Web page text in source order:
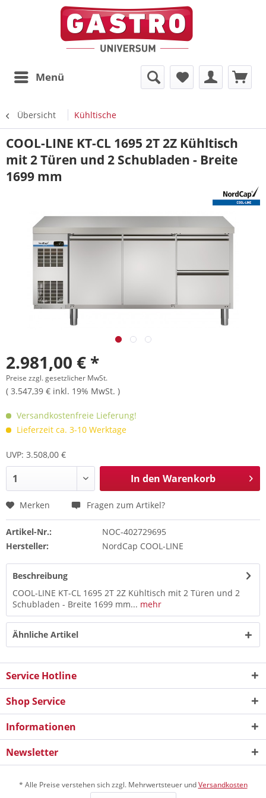
Menü
Übersicht Kühltische
COOL-LINE KT-CL 1695 2T 2Z Kühltisch
mit 2 Türen und 2 Schubladen - Breite
1699 mm
2.981,00 € *
Preise zzgl. gesetzlicher MwSt.
( 3.547,39 € inkl. 19% MwSt. )
Versandkostenfreie Lieferung!
Lieferzeit ca. 3-10 Werktage
UVP: 3.508,00 €
In den Warenkorb
Merken Fragen zum Artikel?
Artikel-Nr.:
NOC-402729695
Hersteller:
NordCap COOL-LINE
Beschreibung
COOL-LINE KT-CL 1695 2T 2Z Kühltisch mit 2 Türen und 2
Schubladen - Breite 1699 mm... mehr
Ähnliche Artikel
Service Hotline
Shop Service
Informationen
Newsletter
* Alle Preise verstehen sich zzgl. Mehrwertsteuer undVersandkosten